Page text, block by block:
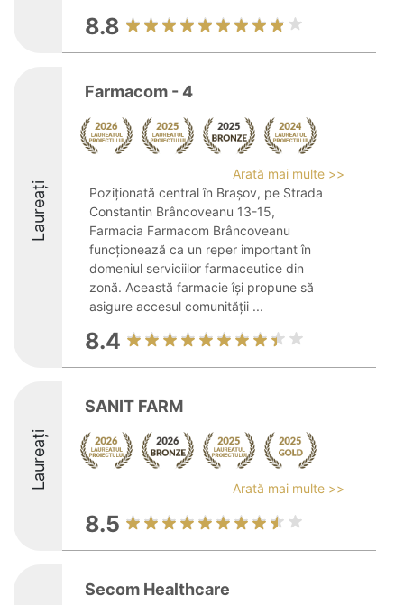
8.8
Laureați
Farmacom - 4
Arată mai multe >>
Poziționată central în Brașov, pe Strada
Constantin Brâncoveanu 13-15,
Farmacia Farmacom Brâncoveanu
funcționează ca un reper important în
domeniul serviciilor farmaceutice din
zonă. Această farmacie își propune să
asigure accesul comunității ...
8.4
Laureați
SANIT FARM
Arată mai multe >>
8.5
Secom Healthcare